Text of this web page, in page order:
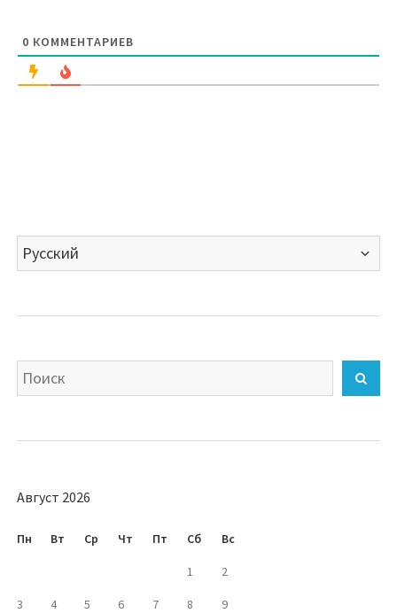
0 КОММЕНТАРИЕВ
Выбрать
язык
Искать
Август 2026
Пн Вт Ср Чт Пт Сб Вс
1 2
3 4 5 6 7 8 9